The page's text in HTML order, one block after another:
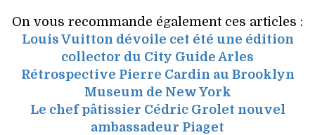
On vous recommande également ces articles :
Louis Vuitton dévoile cet été une édition
collector du City Guide Arles
Rétrospective Pierre Cardin au Brooklyn
Museum de New York
Le chef pâtissier Cédric Grolet nouvel
ambassadeur Piaget